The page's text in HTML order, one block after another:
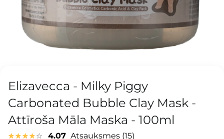
Elizavecca - Milky Piggy
Carbonated Bubble Clay Mask -
Attīroša Māla Maska - 100ml
4.07 Atsauksmes 15